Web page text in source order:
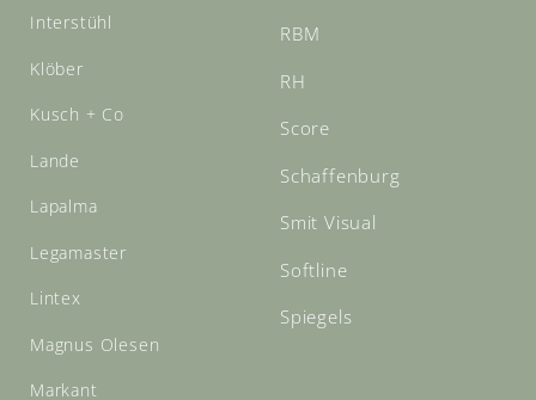
Interstühl
Klöber
Kusch + Co
Lande
Lapalma
Legamaster
Lintex
Magnus Olesen
Markant
RBM
RH
Score
Schaffenburg
Smit Visual
Softline
Spiegels